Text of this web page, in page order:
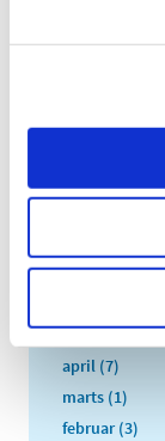
2017 (36)
juli (2)
maj (3)
april (7)
marts (1)
februar (3)